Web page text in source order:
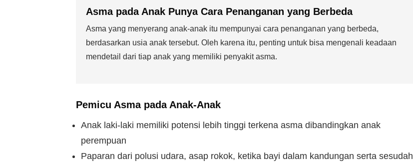
Asma pada Anak Punya Cara Penanganan yang Berbeda
Asma yang menyerang anak-anak itu mempunyai cara penanganan yang berbeda,
berdasarkan usia anak tersebut. Oleh karena itu, penting untuk bisa mengenali keadaan
mendetail dari tiap anak yang memiliki penyakit asma.
Pemicu Asmapada Anak-Anak
Anak laki-laki memiliki potensi lebih tinggi terkena asma dibandingkan anak
perempuan
Paparan dari polusi udara, asap rokok, ketika bayi dalam kandungan serta sesudah